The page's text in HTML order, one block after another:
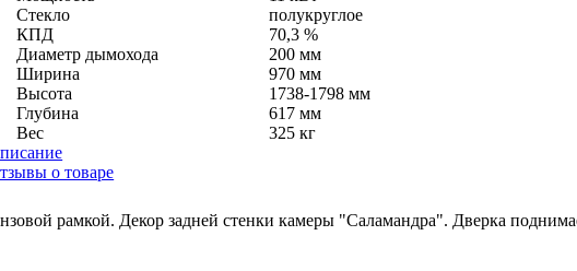
Стекло
полукруглое
КПД
70,3 %
Диаметр дымохода
200 мм
Ширина
970 мм
Высота
1738-1798 мм
Глубина
617 мм
Вес
325 кг
о товаре
рамкой. Декор задней стенки камеры "Саламандра". Дверка